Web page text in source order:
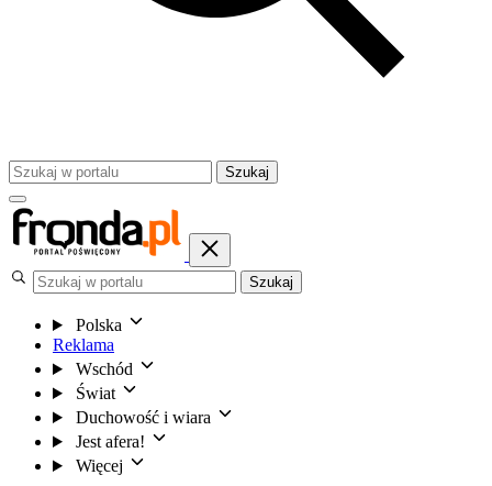
Szukaj
Szukaj
Polska
Reklama
Wschód
Świat
Duchowość i wiara
Jest afera!
Więcej